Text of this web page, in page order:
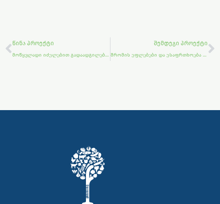
Prev
ᲬᲘᲜᲐ ᲞᲠᲝᲔᲥᲢᲘ
მოწყვლადი იძულებით გადაადგილებული პირების და ადგილობრივი მოსახლეობის ეკონომიკური და სოციალური ჩართულობის ხელშეწყობა სამხრეთ კავკასიაში (EPIC)
ᲨᲔᲛᲓᲔᲒᲘ ᲞᲠᲝᲔᲥᲢᲘ
შრომის უფლებები და უსაფრთხოება ფერმერებისთვის და დასაქმებულთათვის